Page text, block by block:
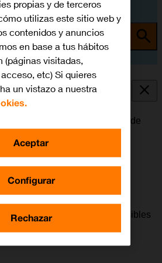
tema
correo electrónico
recibir correo electrónico, puede
al problema.
tu problema
a través de una serie de posibles
propias y de terceros
utilizas este sitio web y
contenidos y anuncios
en base a tus hábitos
(páginas visitadas,
etc) Si quieres
un vistazo a nuestra
Configurar
Rechazar
Aceptar